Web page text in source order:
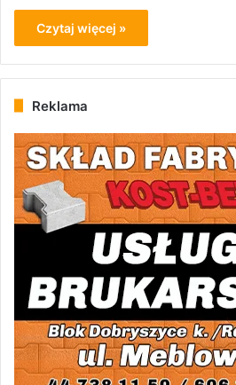
Czytaj więcej »
Reklama